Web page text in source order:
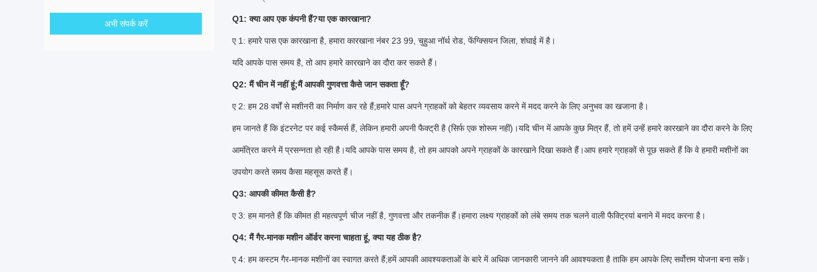
अभी संपर्क करें Q1: क्या आप एक कंपनी हैं?या एक कारखाना?
ए 1: हमारे पास एक कारखाना है, हमारा कारखाना नंबर 23 99, चुहुआ नॉर्थ रोड, फेंग्क्सियन जिला, शंघाई में है।
यदि आपके पास समय है, तो आप हमारे कारखाने का दौरा कर सकते हैं।
Q2: मैं चीन में नहीं हूं;मैं आपकी गुणवत्ता कैसे जान सकता हूँ?
ए 2: हम 28 वर्षों से मशीनरी का निर्माण कर रहे हैं;हमारे पास अपने ग्राहकों को बेहतर व्यवसाय करने में मदद करने के लिए अनुभव का खजाना है।
हम जानते हैं कि इंटरनेट पर कई स्कैमर्स हैं, लेकिन हमारी अपनी फैक्ट्री है (सिर्फ एक शोरूम नहीं)।यदि चीन में आपके कुछ मित्र हैं, तो हमें उन्हें हमारे कारखाने का दौरा करने के लिए
आमंत्रित करने में प्रसन्नता हो रही है।यदि आपके पास समय है, तो हम आपको अपने ग्राहकों के कारखाने दिखा सकते हैं।आप हमारे ग्राहकों से पूछ सकते हैं कि वे हमारी मशीनों का
उपयोग करते समय कैसा महसूस करते हैं।
Q3: आपकी कीमत कैसी है?
ए 3: हम मानते हैं कि कीमत ही महत्वपूर्ण चीज नहीं है, गुणवत्ता और तकनीक हैं।हमारा लक्ष्य ग्राहकों को लंबे समय तक चलने वाली फैक्ट्रियां बनाने में मदद करना है।
Q4: मैं गैर-मानक मशीन ऑर्डर करना चाहता हूं, क्या यह ठीक है?
ए 4: हम कस्टम गैर-मानक मशीनों का स्वागत करते हैं;हमें आपकी आवश्यकताओं के बारे में अधिक जानकारी जानने की आवश्यकता है ताकि हम आपके लिए सर्वोत्तम योजना बना सकें।